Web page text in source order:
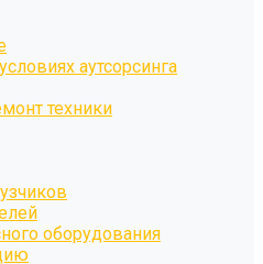
аутсорсинга
техники
оборудования